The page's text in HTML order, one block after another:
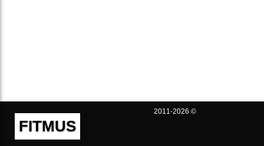
FITMUS
2011-2026 ©